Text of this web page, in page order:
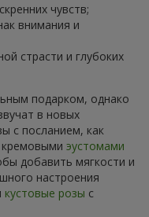
чувств;
внимания и
страсти и глубоких
подарком, однако
в новых
с посланием, как
эустомами
добавить мягкости и
настроения
кустовые розы с